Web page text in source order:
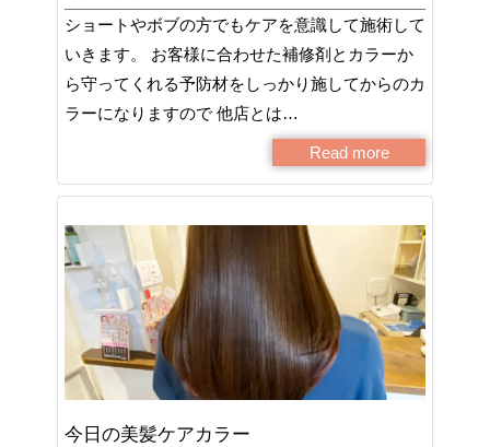
ショートやボブの方でもケアを意識して施術して
いきます。 お客様に合わせた補修剤とカラーか
ら守ってくれる予防材をしっかり施してからのカ
ラーになりますので 他店とは…
Read more
今日の美髪ケアカラー